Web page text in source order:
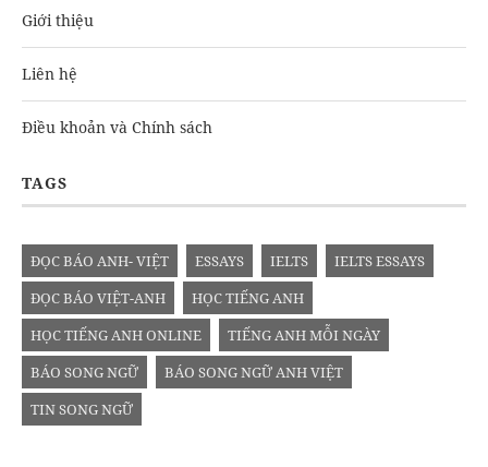
Giới thiệu
Liên hệ
Điều khoản và Chính sách
TAGS
ĐỌC BÁO ANH- VIỆT ESSAYS IELTS
IELTS ESSAYS
ĐỌC BÁO VIỆT-ANH
HỌC TIẾNG ANH
HỌC TIẾNG ANH ONLINE
TIẾNG ANH MỖI NGÀY
BÁO SONG NGỮ
BÁO SONG NGỮ ANH VIỆT
TIN SONG NGỮ